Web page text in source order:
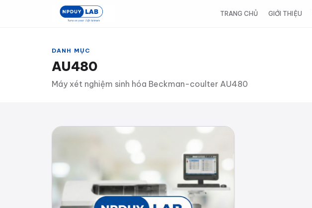
TRANG CHỦ GIỚI THIỆU
DANH MỤC
AU480
Máy xét nghiệm sinh hóa Beckman-coulter AU480